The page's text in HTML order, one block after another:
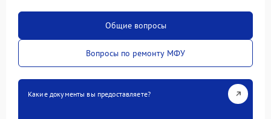
Общие вопросы
Вопросы по ремонту МФУ
Какие документы вы предоставляете?